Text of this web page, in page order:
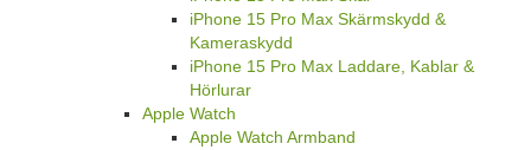
iPhone 15 Pro Max Skärmskydd &
Kameraskydd
iPhone 15 Pro Max Laddare, Kablar &
Hörlurar
Apple Watch
Apple Watch Armband